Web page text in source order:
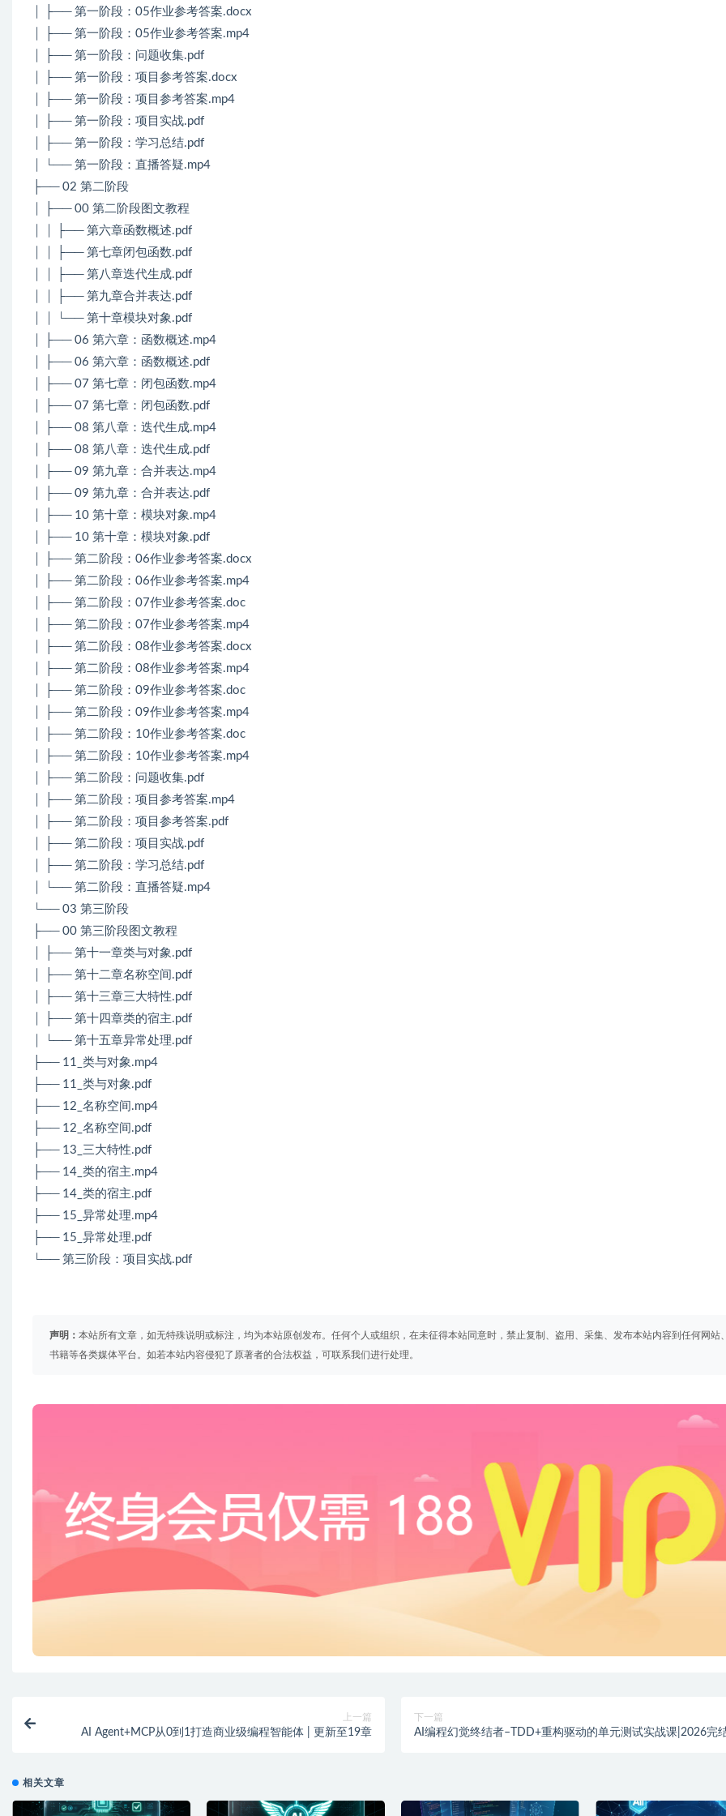
│ ├── 第一阶段：05作业参考答案.docx
│ ├── 第一阶段：05作业参考答案.mp4
│ ├── 第一阶段：问题收集.pdf
│ ├── 第一阶段：项目参考答案.docx
│ ├── 第一阶段：项目参考答案.mp4
│ ├── 第一阶段：项目实战.pdf
│ ├── 第一阶段：学习总结.pdf
│ └── 第一阶段：直播答疑.mp4
├── 02 第二阶段
│ ├── 00 第二阶段图文教程
│ │ ├── 第六章函数概述.pdf
│ │ ├── 第七章闭包函数.pdf
│ │ ├── 第八章迭代生成.pdf
│ │ ├── 第九章合并表达.pdf
│ │ └── 第十章模块对象.pdf
│ ├── 06 第六章：函数概述.mp4
│ ├── 06 第六章：函数概述.pdf
│ ├── 07 第七章：闭包函数.mp4
│ ├── 07 第七章：闭包函数.pdf
│ ├── 08 第八章：迭代生成.mp4
│ ├── 08 第八章：迭代生成.pdf
│ ├── 09 第九章：合并表达.mp4
│ ├── 09 第九章：合并表达.pdf
│ ├── 10 第十章：模块对象.mp4
│ ├── 10 第十章：模块对象.pdf
│ ├── 第二阶段：06作业参考答案.docx
│ ├── 第二阶段：06作业参考答案.mp4
│ ├── 第二阶段：07作业参考答案.doc
│ ├── 第二阶段：07作业参考答案.mp4
│ ├── 第二阶段：08作业参考答案.docx
│ ├── 第二阶段：08作业参考答案.mp4
│ ├── 第二阶段：09作业参考答案.doc
│ ├── 第二阶段：09作业参考答案.mp4
│ ├── 第二阶段：10作业参考答案.doc
│ ├── 第二阶段：10作业参考答案.mp4
│ ├── 第二阶段：问题收集.pdf
│ ├── 第二阶段：项目参考答案.mp4
│ ├── 第二阶段：项目参考答案.pdf
│ ├── 第二阶段：项目实战.pdf
│ ├── 第二阶段：学习总结.pdf
│ └── 第二阶段：直播答疑.mp4
└── 03 第三阶段
├── 00 第三阶段图文教程
│ ├── 第十一章类与对象.pdf
│ ├── 第十二章名称空间.pdf
│ ├── 第十三章三大特性.pdf
│ ├── 第十四章类的宿主.pdf
│ └── 第十五章异常处理.pdf
├── 11_类与对象.mp4
├── 11_类与对象.pdf
├── 12_名称空间.mp4
├── 12_名称空间.pdf
├── 13_三大特性.pdf
├── 14_类的宿主.mp4
├── 14_类的宿主.pdf
├── 15_异常处理.mp4
├── 15_异常处理.pdf
└── 第三阶段：项目实战.pdf
声明： 本站所有文章，如无特殊说明或标注，均为本站原创发布。任何个人或组织，在未征得本站同意时，禁止复制、盗用、采集、发布本站内容到任何网站
书籍等各类媒体平台。如若本站内容侵犯了原著者的合法权益，可联系我们进行处理。
上一篇
AI Agent+MCP从0到1打造商业级编程智能体 | 更新至19章
下一篇
AI编程幻觉终结者–TDD+重构驱动的单元测试实战课|2026完
相关文章